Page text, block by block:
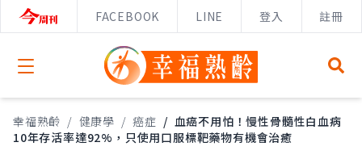
FACEBOOK LINE 登入 註冊
Open menu
幸福熟齡 / 健康學 / 癌症 / 血癌不用怕！慢性骨髓性白血病
10年存活率達92%，只使用口服標靶藥物有機會治癒